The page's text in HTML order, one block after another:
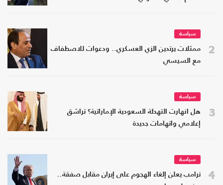
2
سياسة
ممثلات يرتدين الزي العسكري.. ودعوات للاصطفاف
مع السيسي
3
سياسة
هل انهارت التهدئة السعودية الإماراتية؟ تراشق
إعلامي واتهامات جديدة
4
سياسة
ترامب يعلن إلغاء الهجوم على إيران مقابل صفقة..